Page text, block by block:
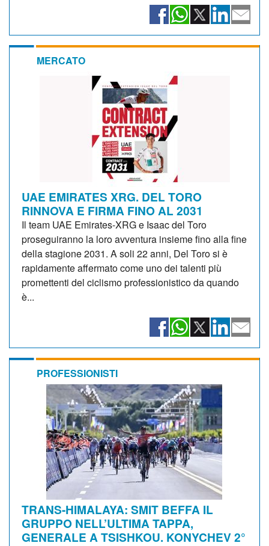
MERCATO
UAE EMIRATES XRG. DEL TORO
RINNOVA E FIRMA FINO AL 2031
Il team UAE Emirates-XRG e Isaac del Toro
proseguiranno la loro avventura insieme fino alla fine
della stagione 2031. A soli 22 anni, Del Toro si è
rapidamente affermato come uno dei talenti più
promettenti del ciclismo professionistico da quando
è...
PROFESSIONISTI
TRANS-HIMALAYA: SMIT BEFFA IL
GRUPPO NELL’ULTIMA TAPPA,
GENERALE A TSISHKOU. KONYCHEV 2°